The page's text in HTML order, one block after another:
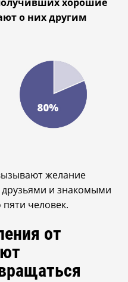
хорошие
о них другим
желание
и знакомыми
человек.
от